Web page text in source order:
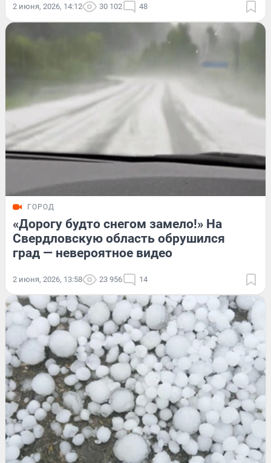
2 июня, 2026, 14:12 30 102 48
ГОРОД
«Дорогу будто снегом замело!» На
Свердловскую область обрушился
град — невероятное видео
2 июня, 2026, 13:58 23 956 14